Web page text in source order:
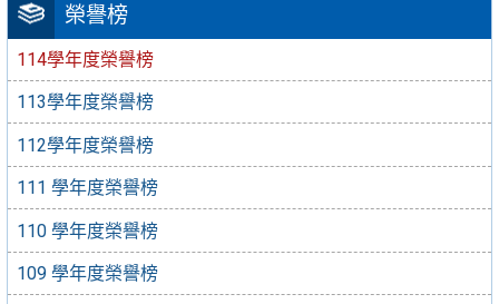
榮譽榜
114學年度榮譽榜
113學年度榮譽榜
112學年度榮譽榜
111 學年度榮譽榜
110 學年度榮譽榜
109 學年度榮譽榜